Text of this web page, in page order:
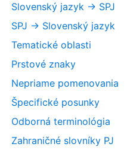
Slovenský jazyk -> SPJ
SPJ -> Slovenský jazyk
Tematické oblasti
Prstové znaky
Nepriame pomenovania
Špecifické posunky
Odborná terminológia
Zahraničné slovníky PJ